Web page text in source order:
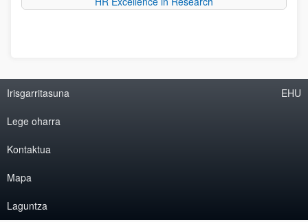
Irisgarritasuna
Lege oharra
Kontaktua
Mapa
Laguntza
EHU